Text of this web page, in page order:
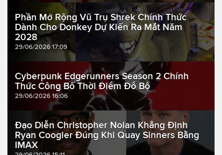
Phần Mở Rộng Vũ Trụ Shrek Chính Thức
Dành Cho Donkey Dự Kiến Ra Mắt Năm
2028
29/06/2026 17:09
Cyberpunk Edgerunners Season 2 Chính
Thức Công Bố Thời Điểm Đổ Bộ
29/06/2026 16:06
Đạo Diễn Christopher Nolan Khẳng Định
Ryan Coogler Đúng Khi Quay Sinners Bằng
IMAX